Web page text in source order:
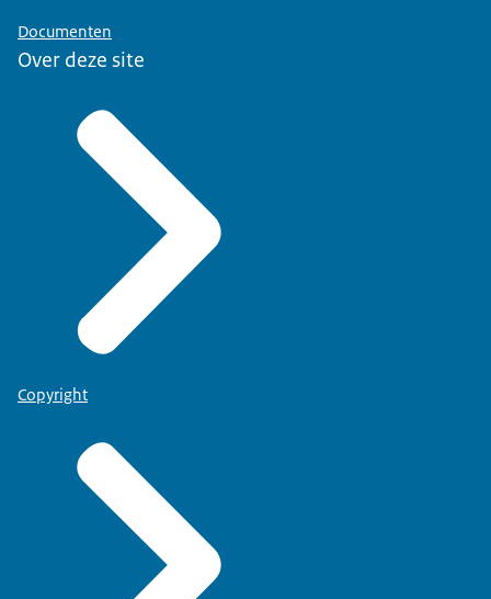
Documenten
Over deze site
Copyright